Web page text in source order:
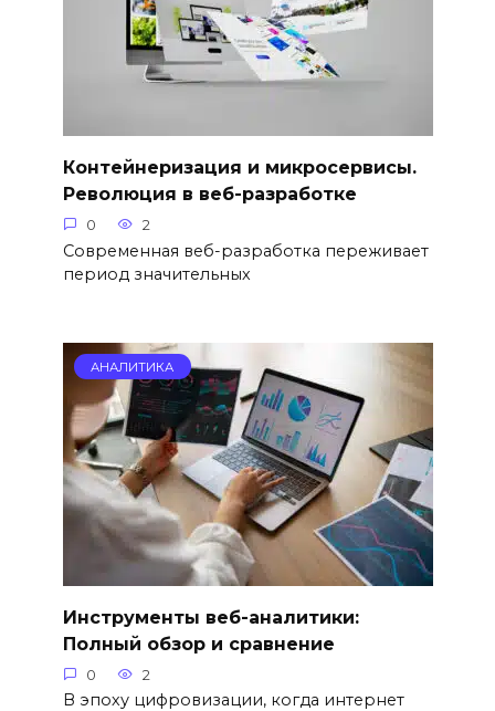
Контейнеризация и микросервисы.
Революция в веб-разработке
0 2
Современная веб-разработка переживает
период значительных
АНАЛИТИКА
Инструменты веб-аналитики:
Полный обзор и сравнение
0 2
В эпоху цифровизации, когда интернет